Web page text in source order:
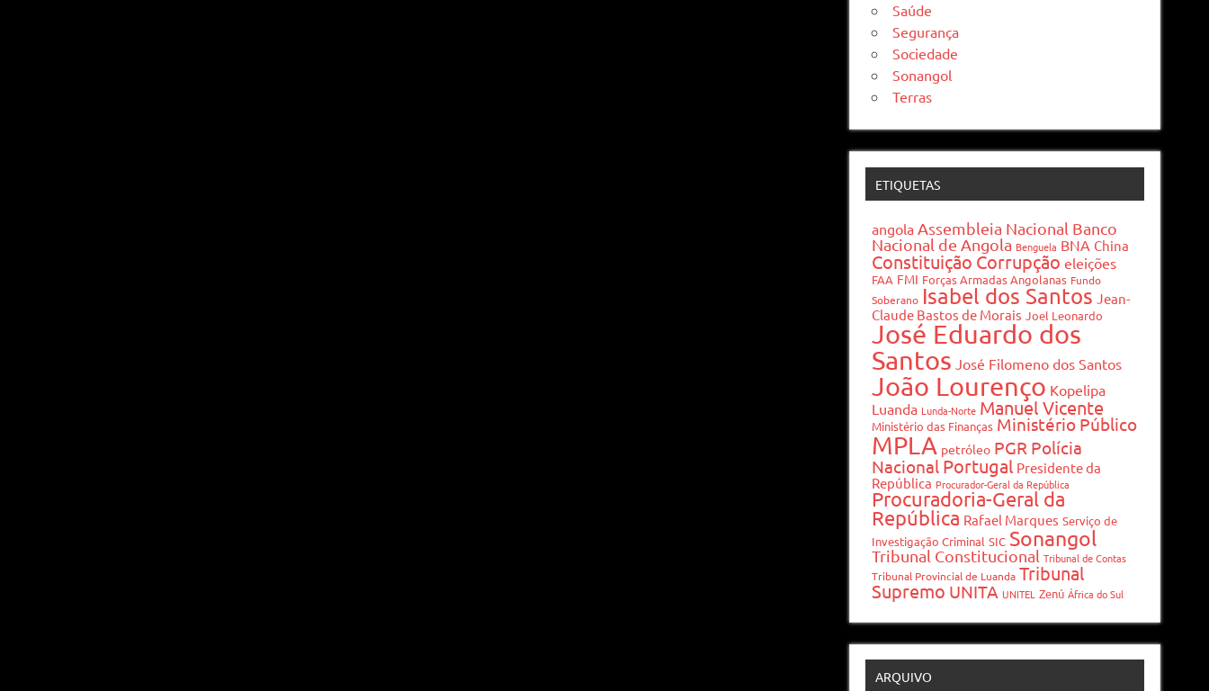
Saúde
Segurança
Sociedade
Sonangol
Terras
ETIQUETAS
angola Assembleia Nacional Banco
Nacional de Angola Benguela BNA China
Constituição Corrupção eleições
FAA FMI Forças Armadas Angolanas Fundo
Soberano Isabel dos Santos Jean-
Claude Bastos de Morais Joel Leonardo
José Eduardo dos
Santos José Filomeno dos Santos
João Lourenço Kopelipa
Luanda Lunda-Norte Manuel Vicente
Ministério das Finanças Ministério Público
MPLA petróleo PGR Polícia
Nacional Portugal Presidente da
República Procurador-Geral da República
Procuradoria-Geral da
República Rafael Marques Serviço de
Investigação Criminal SIC Sonangol
Tribunal Constitucional Tribunal de Contas
Tribunal Provincial de Luanda Tribunal
Supremo UNITA UNITEL Zenú África do Sul
ARQUIVO